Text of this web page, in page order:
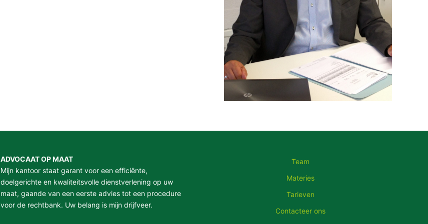
ADVOCAAT OP MAAT
Mijn kantoor staat garant voor een efficiënte,
doelgerichte en kwaliteitsvolle dienstverlening op uw
maat, gaande van een eerste advies tot een procedure
voor de rechtbank. Uw belang is mijn drijfveer.
Team
Materies
Tarieven
Contacteer ons